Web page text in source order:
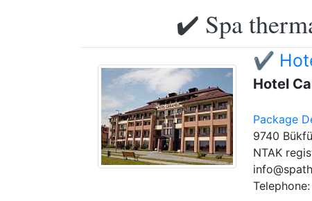
✔️ Spa
✔️
Hotel
Package
9740
NTAK